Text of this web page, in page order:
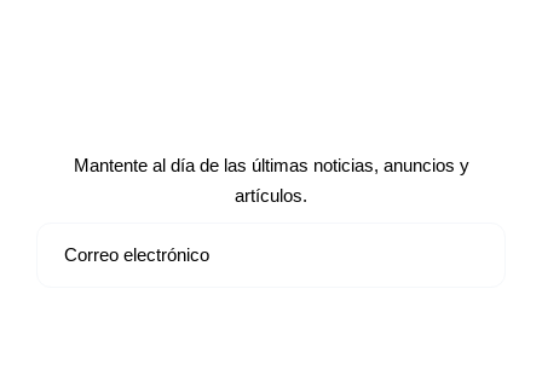
Mantente al día de las últimas noticias, anuncios y
artículos.